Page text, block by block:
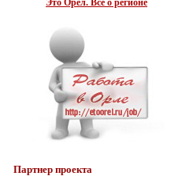
Это Орел. Все о регионе
Партнер проекта